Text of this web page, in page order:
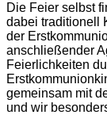
Die Feier selbst
dabei traditionell
der
anschließender
Feierlichkeiten
gemeinsam mit
und wir